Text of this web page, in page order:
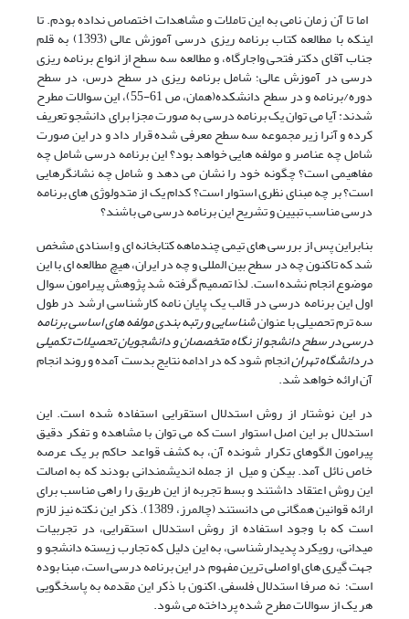
اما تا آن زمان نامی به این تاملات و مشاهدات اختصاص نداده بودم. تا
اینکه با مطالعه کتاب برنامه ریزی درسی آموزش عالی (1393) به قلم
جناب آقای دکتر فتحی واجارگاه، و مطالعه سه سطح از انواع برنامه ریزی
درسی در آموزش عالی؛ شامل برنامه ریزی در سطح درس، در سطح
دوره/برنامه و در سطح دانشکده(همان، ص 61-55)، این سوالات مطرح
شدند: آیا می توان یک برنامه درسی به صورت مجزا برای دانشجو تعریف
کرده و آنرا زیر مجموعه سه سطح معرفی شده قرار داد و در این صورت
شامل چه عناصر و مولفه هایی خواهد بود؟ این برنامه درسی شامل چه
مفاهیمی است؟ چگونه خود را نشان می دهد و شامل چه نشانگرهایی
است؟ بر چه مبنای نظری استوار است؟ کدام یک از متدولوژی های برنامه
درسی مناسب تبیین و تشریح این برنامه درسی می باشند؟
بنابراین پس از بررسی های تیمی چندماهه کتابخانه ای و اِسنادی مشخص
شد که تاکنون چه در سطح بین المللی و چه در ایران، هیچ مطالعه ای با این
موضوع انجام نشده است. لذا تصمیم گرفته شد پژوهش پیرامون سوال
اول این برنامه درسی در قالب یک پایان نامه کارشناسی ارشد در طول
سه ترم تحصیلی با عنوانشناسایی و رتبه بندی مولفه های اساسی برنامه
درسی در سطح دانشجو از نگاه متخصصان و دانشجویان تحصیلات تکمیلی
در دانشگاه تهرانانجام شود که در ادامه نتایج بدست آمده و روند انجام
آن ارائه خواهد شد.
در این نوشتار از روش استدلال استقرایی استفاده شده است. این
استدلال بر این اصل استوار است که می توان با مشاهده و تفکر دقیق
پیرامون الگوهای تکرار شونده آن، به کشف قواعد حاکم بر یک عرصه
خاص نائل آمد. بیکن و میل از جمله اندیشمندانی بودند که به اصالت
این روش اعتقاد داشتند و بسط تجربه از این طریق را راهی مناسب برای
ارائه قوانین همگانی می دانستند (چالمرز، 1389). ذکر این نکته نیز لازم
است که با وجود استفاده از روش استدلال استقرایی، در تجربیات
میدانی، رویکرد پدیدارشناسی، به این دلیل که تجارب زیسته دانشجو و
جهت گیری های او اصلی ترین مفهوم در این برنامه درسی است، مبنا بوده
است؛ نه صرفا استدلال فلسفی. اکنون با ذکر این مقدمه به پاسخگویی
هر یک از سوالات مطرح شده پرداخته می شود.